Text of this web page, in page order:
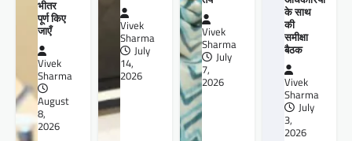
भीतर
पूर्ण किए
जाएँ
Vivek
Sharma
August
8,
2026
Vivek
Sharma
July
14,
2026
Vivek
Sharma
July
7,
2026
के साथ
की
समीक्षा
बैठक
Vivek
Sharma
July
3,
2026